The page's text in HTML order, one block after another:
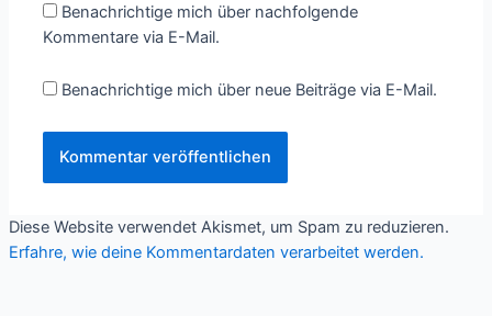
Benachrichtige mich über nachfolgende
Kommentare via E-Mail.
Benachrichtige mich über neue Beiträge via E-Mail.
Diese Website verwendet Akismet, um Spam zu reduzieren.
Erfahre, wie deine Kommentardaten verarbeitet werden.